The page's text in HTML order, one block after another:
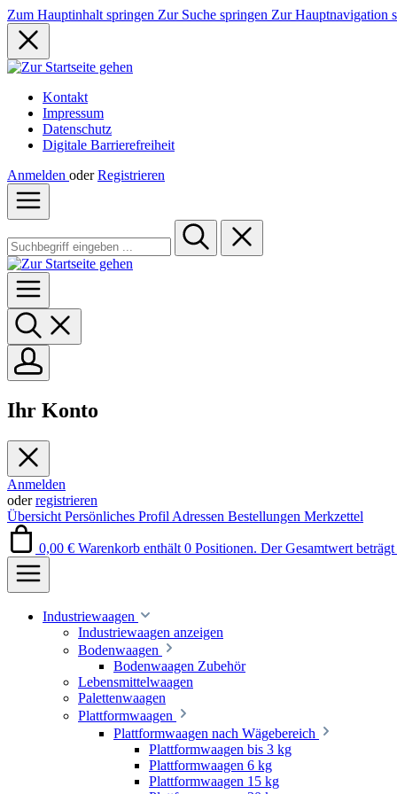
Zum Hauptinhalt springen Zur Suche springen Zur Hauptnavigation
Kontakt
Impressum
Datenschutz
Digitale Barrierefreiheit
Anmelden oder Registrieren
Ihr Konto
Anmelden
oderregistrieren
Übersicht Persönliches Profil Adressen Bestellungen Merkzettel
0,00 € Warenkorb enthält 0 Positionen. Der Gesamtwert
Industriewaagen
Industriewaagen anzeigen
Bodenwaagen
Bodenwaagen Zubehör
Lebensmittelwaagen
Palettenwaagen
Plattformwaagen
Plattformwaagen nach Wägebereich
Plattformwaagen bis 3 kg
Plattformwaagen 6 kg
Plattformwaagen 15 kg